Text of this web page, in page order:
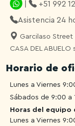
+51 992
Asistencia 24
Garcilaso Street
CASA DEL
Horario de
Lunes a Viernes
Sábados de 9:00 a
Horas del equipo
Lunes a Viernes